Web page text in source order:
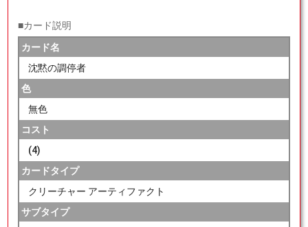
■カード説明
カード名
沈黙の調停者
色
無色
コスト
(4)
カードタイプ
クリーチャー アーティファクト
サブタイプ